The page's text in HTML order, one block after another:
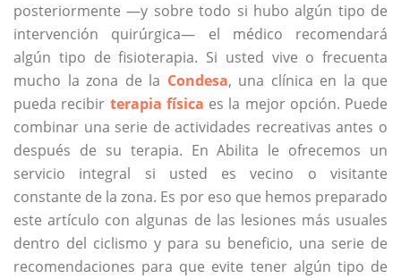
posteriormente —y sobre todo si hubo algún tipo de
intervención quirúrgica— el médico recomendará
algún tipo de fisioterapia. Si usted vive o frecuenta
mucho la zona de la Condesa, una clínica en la que
pueda recibir terapia física es la mejor opción. Puede
combinar una serie de actividades recreativas antes o
después de su terapia. En Abilita le ofrecemos un
servicio integral si usted es vecino o visitante
constante de la zona. Es por eso que hemos preparado
este artículo con algunas de las lesiones más usuales
dentro del ciclismo y para su beneficio, una serie de
recomendaciones para que evite tener algún tipo de